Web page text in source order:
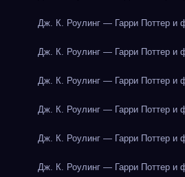
Дж. К. Роулинг — Гарри Поттер и
Дж. К. Роулинг — Гарри Поттер и
Дж. К. Роулинг — Гарри Поттер и
Дж. К. Роулинг — Гарри Поттер и
Дж. К. Роулинг — Гарри Поттер и
Дж. К. Роулинг — Гарри Поттер и